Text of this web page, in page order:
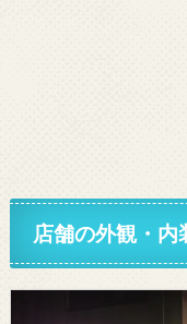
店舗の外観・内